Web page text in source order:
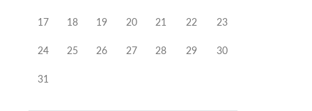
17 18 19 20 21 22 23
24 25 26 27 28 29 30
31